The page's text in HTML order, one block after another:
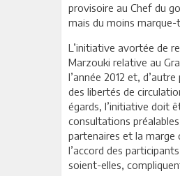
provisoire au Chef du
mais du moins
L’initiative avortée de
Marzouki relative au
l’année 2012 et,
des libertés de
égards, l’initiative doit
consultations
partenaires et la marge
l’accord des
soient-elles,